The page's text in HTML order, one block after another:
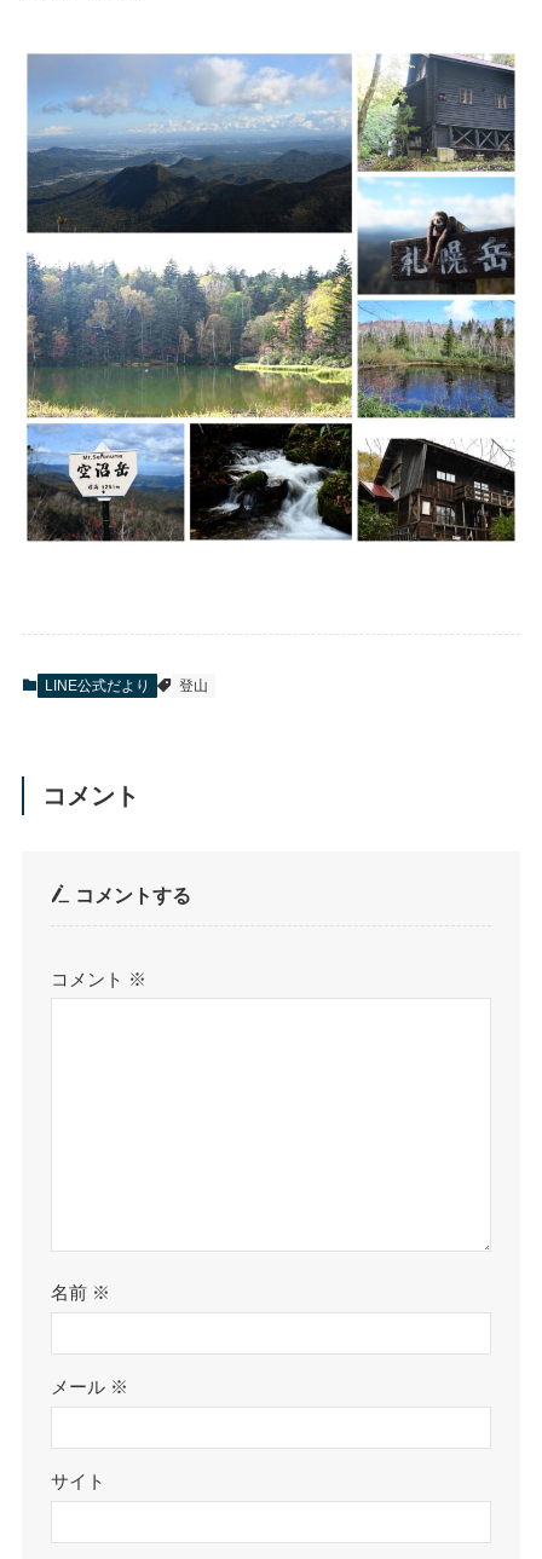
LINE公式だより 登山
コメント
コメントする
コメント ※
名前 ※
メール ※
サイト